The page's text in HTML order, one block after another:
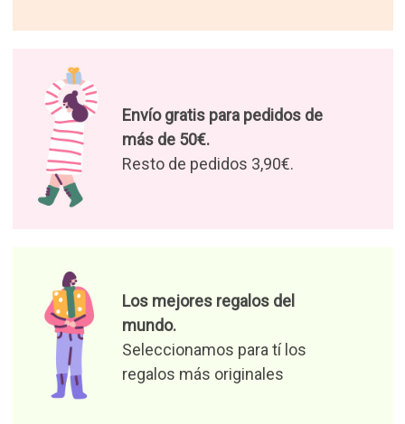
Envío gratis para pedidos de
más de 50€.
Resto de pedidos 3,90€.
Los mejores regalos del
mundo.
Seleccionamos para tí los
regalos más originales